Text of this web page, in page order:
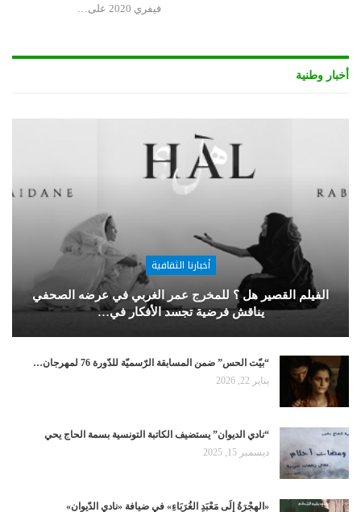
فيفري 2020 على…
أخبار وطنية
أخبارنا الثقافية
الفيلم القصير هل ؟ للمخرج عمر الغربي في عرضه الصحفي
يناقش فرضية تجسد الأفكار في…
“بيّت الحس” ضمن المسابقة الرّسميّة للدّورة 76 لمهرجان…
يناير 22, 2026
“نادي الديوان” يستضيف الكاتبة التونسية بسمة الحاج يحي
ديسمبر 15, 2025
«الهِجْرَةُ إِلَى مَعْبَدِ الغُرَبَاءِ» في ضيافة «نادي الدّيوان»